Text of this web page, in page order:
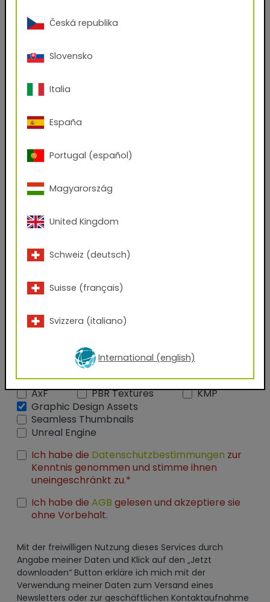
Vorname
Nachname
Telefon
Firmenname
Funktion
Welche Dateien möchten Sie erhalten?
AxF
PBR Textures
KMP
Graphic Design Assets
Seamless Thumbnails
Unreal Engine
Ich habe die Datenschutzbestimmungen zur
Kenntnis genommen und stimme ihnen
uneingeschränkt zu.*
Ich habe die AGB gelesen und akzeptiere sie
ohne Vorbehalt.
Mit der freiwilligen Nutzung dieses Services durch
Angabe meiner Daten und Klick auf den „Jetzt
downloaden“ Button erkläre ich mich mit der
Verwendung meiner Daten zum Versand eines
Newsletters oder zur geschäftlichen Kontaktaufnahme
Česká republika
Slovensko
Italia
España
Portugal (español)
Magyarország
United Kingdom
Schweiz (deutsch)
Suisse (français)
Svizzera (italiano)
International (english)